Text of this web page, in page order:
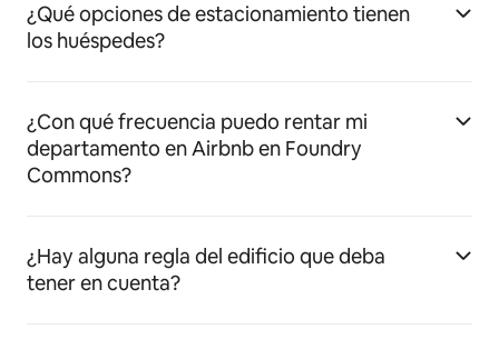
¿Qué opciones de estacionamiento tienen
los huéspedes?
¿Con qué frecuencia puedo rentar mi
departamento en Airbnb en Foundry
Commons?
¿Hay alguna regla del edificio que deba
tener en cuenta?